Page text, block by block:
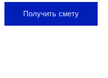
Получить смету